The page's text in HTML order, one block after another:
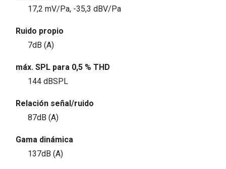
17,2 mV/Pa, -35,3 dBV/Pa
Ruido propio
7dB (A)
máx. SPL para 0,5 % THD
144 dBSPL
Relación señal/ruido
87dB (A)
Gama dinámica
137dB (A)